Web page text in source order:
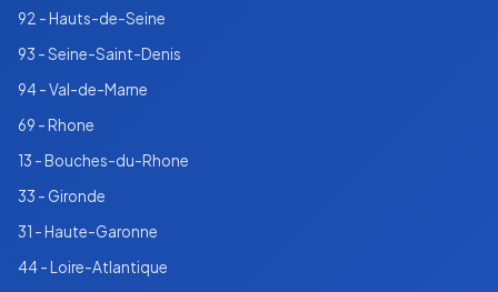
92 - Hauts-de-Seine
93 - Seine-Saint-Denis
94 - Val-de-Marne
69 - Rhone
13 - Bouches-du-Rhone
33 - Gironde
31 - Haute-Garonne
44 - Loire-Atlantique